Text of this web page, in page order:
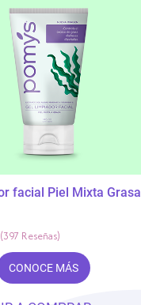
facial Piel Mixta Grasa
(397 Reseñas)
CONOCE MÁS